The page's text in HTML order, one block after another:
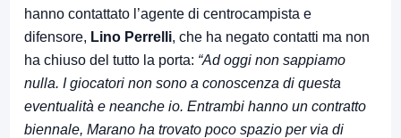
hanno contattato l’agente di centrocampista e
difensore, Lino Perrelli, che ha negato contatti ma non
ha chiuso del tutto la porta: “Ad oggi non sappiamo
nulla. I giocatori non sono a conoscenza di questa
eventualità e neanche io. Entrambi hanno un contratto
biennale, Marano ha trovato poco spazio per via di